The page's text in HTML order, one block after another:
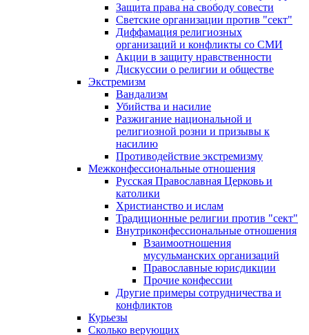
Защита права на свободу совести
Светские организации против "сект"
Диффамация религиозных
организаций и конфликты со СМИ
Акции в защиту нравственности
Дискуссии о религии и обществе
Экстремизм
Вандализм
Убийства и насилие
Разжигание национальной и
религиозной розни и призывы к
насилию
Противодействие экстремизму
Межконфессиональные отношения
Русская Православная Церковь и
католики
Христианство и ислам
Традиционные религии против "сект"
Внутриконфессиональные отношения
Взаимоотношения
мусульманских организаций
Православные юрисдикции
Прочие конфессии
Другие примеры сотрудничества и
конфликтов
Курьезы
Сколько верующих